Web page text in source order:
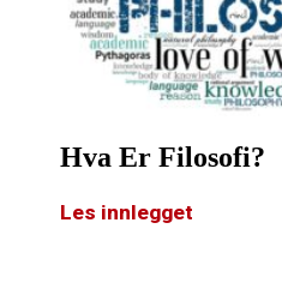
Hva Er Filosofi?
Les innlegget